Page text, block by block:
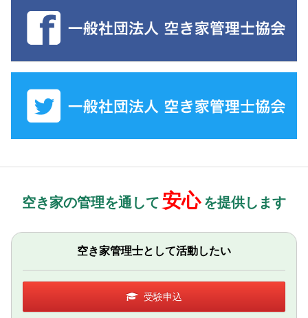
空き家の管理を通して 安心 を提供します
空き家管理士として活動したい
受験申込